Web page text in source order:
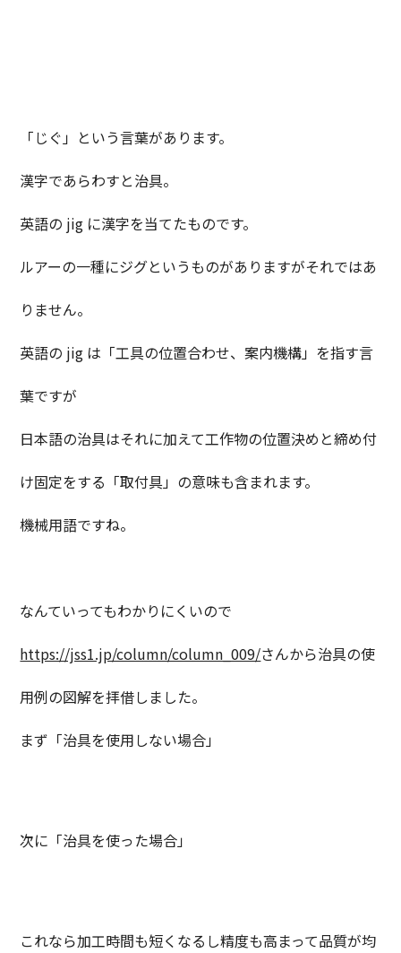
「じぐ」という言葉があります。
漢字であらわすと治具。
英語の jig に漢字を当てたものです。
ルアーの一種にジグというものがありますがそれではあ
りません。
英語の jig は「工具の位置合わせ、案内機構」を指す言
葉ですが
日本語の治具はそれに加えて工作物の位置決めと締め付
け固定をする「取付具」の意味も含まれます。
機械用語ですね。
なんていってもわかりにくいので
https://jss1.jp/column/column_009/さんから治具の使
用例の図解を拝借しました。
まず「治具を使用しない場合」
次に「治具を使った場合」
これなら加工時間も短くなるし精度も高まって品質が均